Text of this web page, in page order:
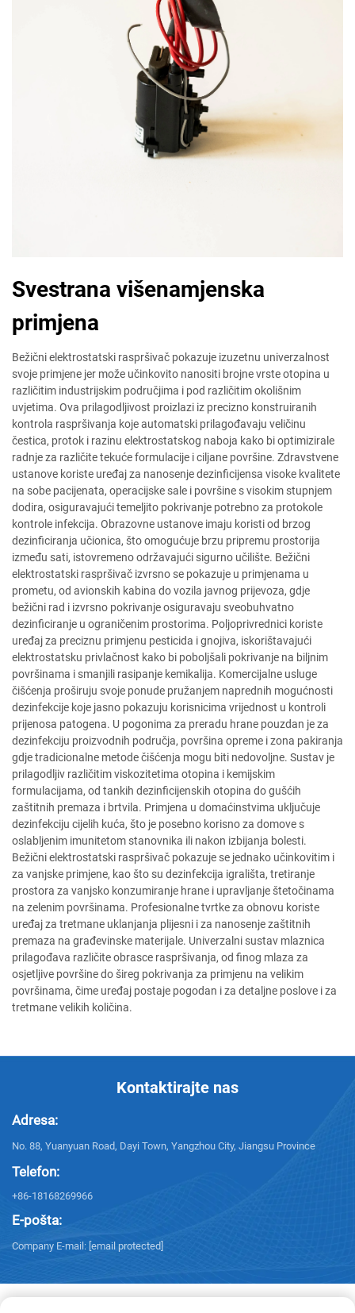
Svestrana višenamjenska
primjena
Bežični elektrostatski raspršivač pokazuje izuzetnu univerzalnost
svoje primjene jer može učinkovito nanositi brojne vrste otopina u
različitim industrijskim područjima i pod različitim okolišnim
uvjetima. Ova prilagodljivost proizlazi iz precizno konstruiranih
kontrola raspršivanja koje automatski prilagođavaju veličinu
čestica, protok i razinu elektrostatskog naboja kako bi optimizirale
radnje za različite tekuće formulacije i ciljane površine. Zdravstvene
ustanove koriste uređaj za nanosenje dezinficijensa visoke kvalitete
na sobe pacijenata, operacijske sale i površine s visokim stupnjem
dodira, osiguravajući temeljito pokrivanje potrebno za protokole
kontrole infekcija. Obrazovne ustanove imaju koristi od brzog
dezinficiranja učionica, što omogućuje brzu pripremu prostorija
između sati, istovremeno održavajući sigurno učilište. Bežični
elektrostatski raspršivač izvrsno se pokazuje u primjenama u
prometu, od avionskih kabina do vozila javnog prijevoza, gdje
bežični rad i izvrsno pokrivanje osiguravaju sveobuhvatno
dezinficiranje u ograničenim prostorima. Poljoprivrednici koriste
uređaj za preciznu primjenu pesticida i gnojiva, iskorištavajući
elektrostatsku privlačnost kako bi poboljšali pokrivanje na biljnim
površinama i smanjili rasipanje kemikalija. Komercijalne usluge
čišćenja proširuju svoje ponude pružanjem naprednih mogućnosti
dezinfekcije koje jasno pokazuju korisnicima vrijednost u kontroli
prijenosa patogena. U pogonima za preradu hrane pouzdan je za
dezinfekciju proizvodnih područja, površina opreme i zona pakiranja
gdje tradicionalne metode čišćenja mogu biti nedovoljne. Sustav je
prilagodljiv različitim viskozitetima otopina i kemijskim
formulacijama, od tankih dezinficijenskih otopina do gušćih
zaštitnih premaza i brtvila. Primjena u domaćinstvima uključuje
dezinfekciju cijelih kuća, što je posebno korisno za domove s
oslabljenim imunitetom stanovnika ili nakon izbijanja bolesti.
Bežični elektrostatski raspršivač pokazuje se jednako učinkovitim i
za vanjske primjene, kao što su dezinfekcija igrališta, tretiranje
prostora za vanjsko konzumiranje hrane i upravljanje štetočinama
na zelenim površinama. Profesionalne tvrtke za obnovu koriste
uređaj za tretmane uklanjanja plijesni i za nanosenje zaštitnih
premaza na građevinske materijale. Univerzalni sustav mlaznica
prilagođava različite obrasce raspršivanja, od finog mlaza za
osjetljive površine do šireg pokrivanja za primjenu na velikim
površinama, čime uređaj postaje pogodan i za detaljne poslove i za
tretmane velikih količina.
Kontaktirajte nas
Adresa:
No. 88, Yuanyuan Road, Dayi Town, Yangzhou City, Jiangsu Province
Telefon:
+86-18168269966
E-pošta:
Company E-mail: [email protected]